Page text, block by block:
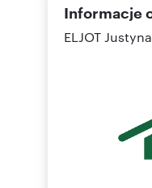
Informacje
ELJOT